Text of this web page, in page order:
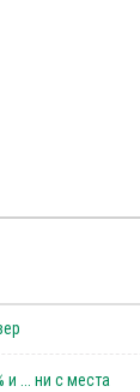
и ... ни с места